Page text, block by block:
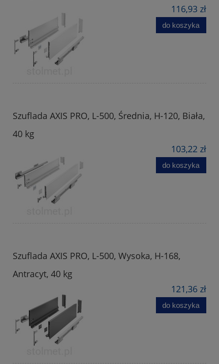
116,93 zł
do koszyka
Szuflada AXIS PRO, L-500, Średnia, H-120, Biała,
40 kg
103,22 zł
do koszyka
Szuflada AXIS PRO, L-500, Wysoka, H-168,
Antracyt, 40 kg
121,36 zł
do koszyka